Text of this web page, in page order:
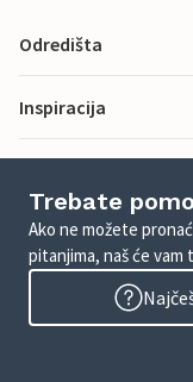
Odredišta
Inspiracija
Trebate
Ako ne možete
pitanjima, naš će vam